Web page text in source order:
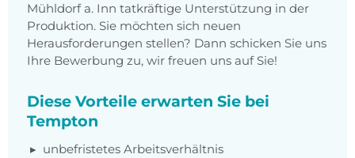
Mühldorf a. Inn tatkräftige Unterstützung in der
Produktion. Sie möchten sich neuen
Herausforderungen stellen? Dann schicken Sie uns
Ihre Bewerbung zu, wir freuen uns auf Sie!
Diese Vorteile erwarten Sie bei
Tempton
unbefristetes Arbeitsverhältnis